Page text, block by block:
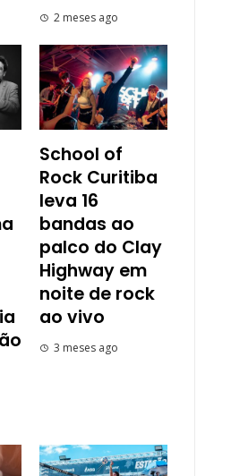
2 meses ago
School of
Rock Curitiba
leva 16
bandas ao
palco do Clay
Highway em
noite de rock
ao vivo
3 meses ago